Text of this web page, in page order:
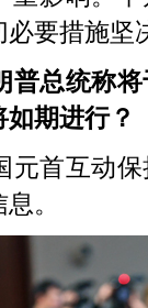
要措施坚
普总统称
期进行？
元首互动
。